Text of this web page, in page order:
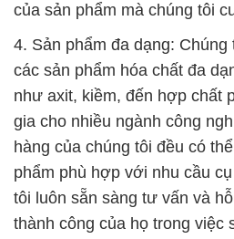
của sản phẩm mà chúng tôi
4. Sản phẩm đa dạng:
các sản phẩm hóa chất đa
như axit, kiềm, đến hợp chất
gia cho nhiều ngành công
hàng của chúng tôi đều có
phẩm phù hợp với nhu cầu
tôi luôn sẵn sàng tư vấn và
thành công của họ trong việc